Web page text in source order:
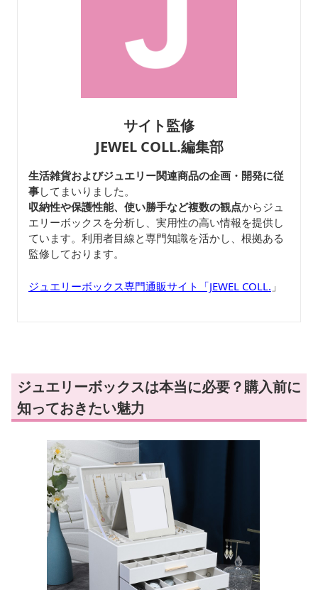
サイト監修
JEWEL COLL.編集部
生活雑貨およびジュエリー関連商品の企画・開発に従
事してまいりました。
収納性や保護性能、使い勝手など複数の観点からジュ
エリーボックスを分析し、実用性の高い情報を提供し
ています。利用者目線と専門知識を活かし、根拠ある
監修しております。
ジュエリーボックス専門通販サイト「JEWEL COLL. 」
ジュエリーボックスは本当に必要？購入前に
知っておきたい魅力